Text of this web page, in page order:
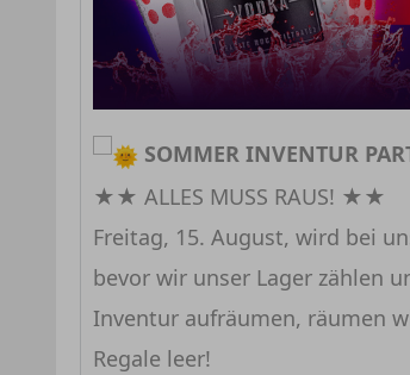
SOMMER INVENTUR
★★ ALLES MUSS RAUS! ★★
Freitag, 15. August, wird bei
bevor wir unser Lager zählen
Inventur aufräumen, räumen
Regale leer!